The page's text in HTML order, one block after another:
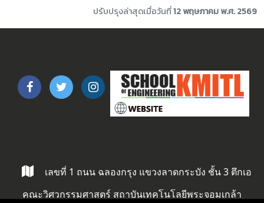
ปรับปรุงล่าสุดเมื่อวันที่12 พฤษภาคม พ.ศ. 2569
เลขที่ 1 ถนน ฉลองกรุง แขวงลาดกระบัง ชั้น 3 ตึกเอ
คณะวิศวกรรมศาสตร์ สถาบันเทคโนโลยีพระจอมเกล้า